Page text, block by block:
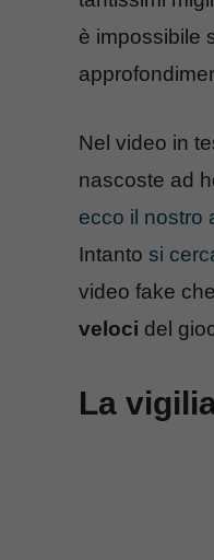
è impossibile
Nel video in
nascoste ad
ecco il nostro
Intanto si
video fake
veloci del
La